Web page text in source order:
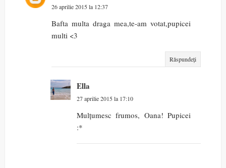
26 aprilie 2015 la 12:37
Bafta multa draga mea,te-am votat,pupicei
multi <3
Răspundeți
Ella
27 aprilie 2015 la 17:10
Mulțumesc frumos, Oana! Pupicei
:*